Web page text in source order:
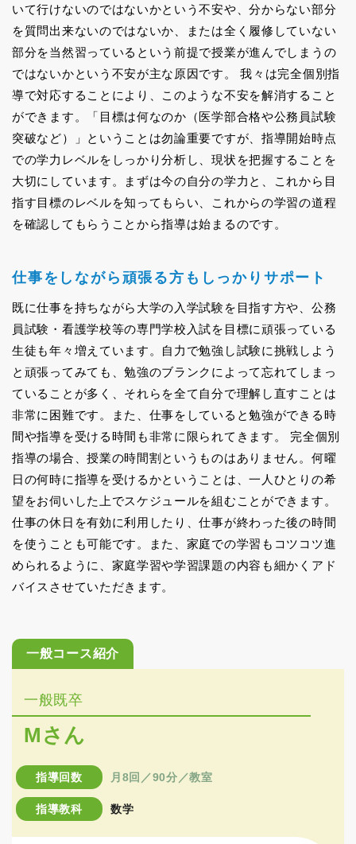
いて行けないのではないかという不安や、分からない部分
を質問出来ないのではないか、または全く履修していない
部分を当然習っているという前提で授業が進んでしまうの
ではないかという不安が主な原因です。 我々は完全個別指
導で対応することにより、このような不安を解消すること
ができます。「目標は何なのか（医学部合格や公務員試験
突破など）」ということは勿論重要ですが、指導開始時点
での学力レベルをしっかり分析し、現状を把握することを
大切にしています。まずは今の自分の学力と、これから目
指す目標のレベルを知ってもらい、これからの学習の道程
を確認してもらうことから指導は始まるのです。
仕事をしながら頑張る方もしっかりサポート
既に仕事を持ちながら大学の入学試験を目指す方や、公務
員試験・看護学校等の専門学校入試を目標に頑張っている
生徒も年々増えています。自力で勉強し試験に挑戦しよう
と頑張ってみても、勉強のブランクによって忘れてしまっ
ていることが多く、それらを全て自分で理解し直すことは
非常に困難です。また、仕事をしていると勉強ができる時
間や指導を受ける時間も非常に限られてきます。 完全個別
指導の場合、授業の時間割というものはありません。何曜
日の何時に指導を受けるかということは、一人ひとりの希
望をお伺いした上でスケジュールを組むことができます。
仕事の休日を有効に利用したり、仕事が終わった後の時間
を使うことも可能です。また、家庭での学習もコツコツ進
められるように、家庭学習や学習課題の内容も細かくアド
バイスさせていただきます。
一般既卒
Mさん
指導回数 月8回／90分／教室
指導教科 数学
一般コース紹介